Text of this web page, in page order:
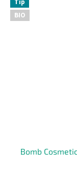
Tip
BIO
Bomb